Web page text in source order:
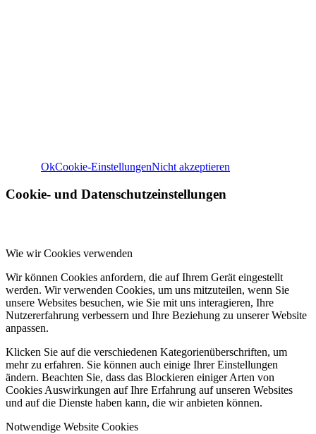
OkCookie-EinstellungenNicht akzeptieren
Cookie- und Datenschutzeinstellungen
Wie wir Cookies verwenden
Wir können Cookies anfordern, die auf Ihrem Gerät eingestellt
werden. Wir verwenden Cookies, um uns mitzuteilen, wenn Sie
unsere Websites besuchen, wie Sie mit uns interagieren, Ihre
Nutzererfahrung verbessern und Ihre Beziehung zu unserer Website
anpassen.
Klicken Sie auf die verschiedenen Kategorienüberschriften, um
mehr zu erfahren. Sie können auch einige Ihrer Einstellungen
ändern. Beachten Sie, dass das Blockieren einiger Arten von
Cookies Auswirkungen auf Ihre Erfahrung auf unseren Websites
und auf die Dienste haben kann, die wir anbieten können.
Notwendige Website Cookies